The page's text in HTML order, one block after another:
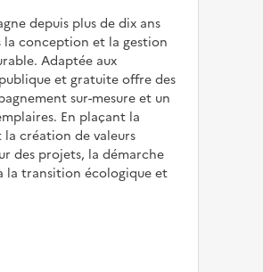
depuis plus de dix ans
la conception et la gestion
Adaptée aux
et gratuite offre des
sur-mesure et un
En plaçant la
création de valeurs
des projets, la démarche
la transition écologique et